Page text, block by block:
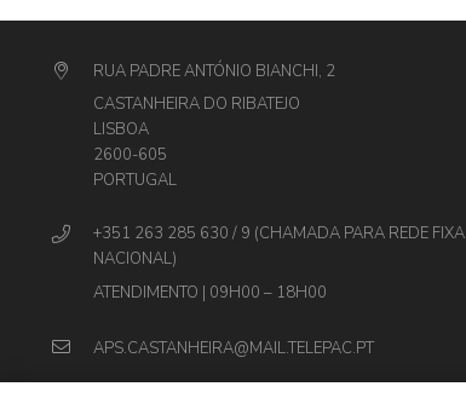
RUA PADRE ANTÓNIO BIANCHI, 2
CASTANHEIRA DO RIBATEJO
LISBOA
2600-605
PORTUGAL
+351 263 285 630 / 9 (CHAMADA PARA REDE FIXA
NACIONAL)
ATENDIMENTO | 09H00 – 18H00
APS.CASTANHEIRA@MAIL.TELEPAC.PT